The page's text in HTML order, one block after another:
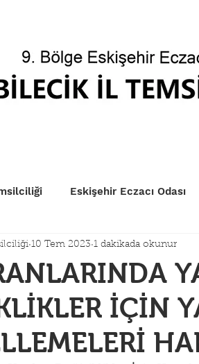
Eskişehir Eczacı Odası
İÇİN
10 Tem 2023 1 dakikada okunur